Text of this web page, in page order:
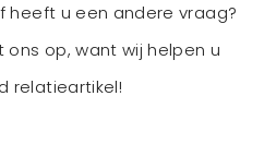
heeft u een andere vraag?
op, want wij helpen u
relatieartikel!